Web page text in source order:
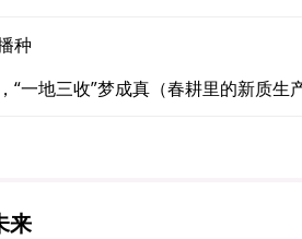
种
“一地三收”梦成真（春耕里的新质生
来